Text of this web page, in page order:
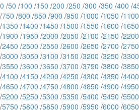
0 /50 /100 /150 /200 /250 /300 /350 /400 /
/750 /800 /850 /900 /950 /1000 /1050 /1100
/1350 /1400 /1450 /1500 /1550 /1600 /1650
/1900 /1950 /2000 /2050 /2100 /2150 /2200
/2450 /2500 /2550 /2600 /2650 /2700 /2750
/3000 /3050 /3100 /3150 /3200 /3250 /3300
/3550 /3600 /3650 /3700 /3750 /3800 /3850
/4100 /4150 /4200 /4250 /4300 /4350 /4400
/4650 /4700 /4750 /4800 /4850 /4900 /4950
/5200 /5250 /5300 /5350 /5400 /5450 /5500
/5750 /5800 /5850 /5900 /5950 /6000 /6050